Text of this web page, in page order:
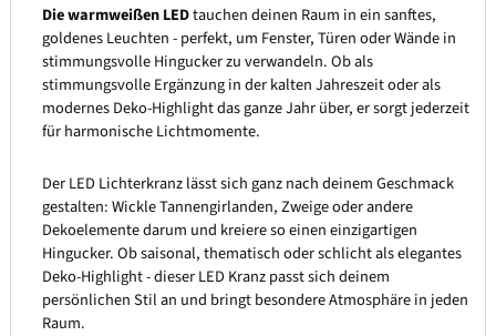
Die warmweißen LEDtauchen deinen Raum in ein sanftes,
goldenes Leuchten - perfekt, um Fenster, Türen oder Wände in
stimmungsvolle Hingucker zu verwandeln. Ob als
stimmungsvolle Ergänzung in der kalten Jahreszeit oder als
modernes Deko-Highlight das ganze Jahr über, er sorgt jederzeit
für harmonische Lichtmomente.
Der LED Lichterkranz lässt sich ganz nach deinem Geschmack
gestalten: Wickle Tannengirlanden, Zweige oder andere
Dekoelemente darum und kreiere so einen einzigartigen
Hingucker. Ob saisonal, thematisch oder schlicht als elegantes
Deko-Highlight - dieser LED Kranz passt sich deinem
persönlichen Stil an und bringt besondere Atmosphäre in jeden
Raum.